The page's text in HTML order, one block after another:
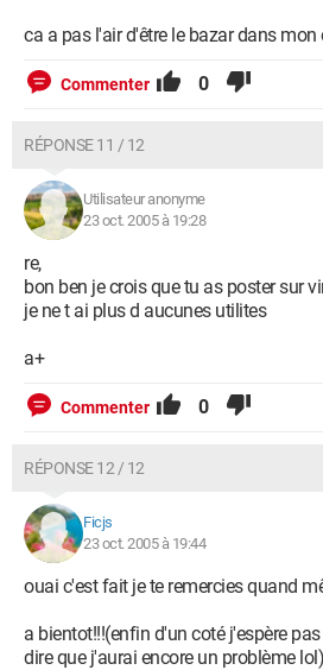
ca a pas l'air d'être le bazar dans mon
Commenter 0
RÉPONSE 11 / 12
Utilisateur anonyme
23 oct. 2005 à 19:28
re,
bon ben je crois que tu as poster sur
je ne t ai plus d aucunes utilites
a+
Commenter 0
RÉPONSE 12 / 12
Ficjs
23 oct. 2005 à 19:44
ouai c'est fait je te remercies quand
a bientot!!!(enfin d'un coté j'espère
dire que j'aurai encore un problème